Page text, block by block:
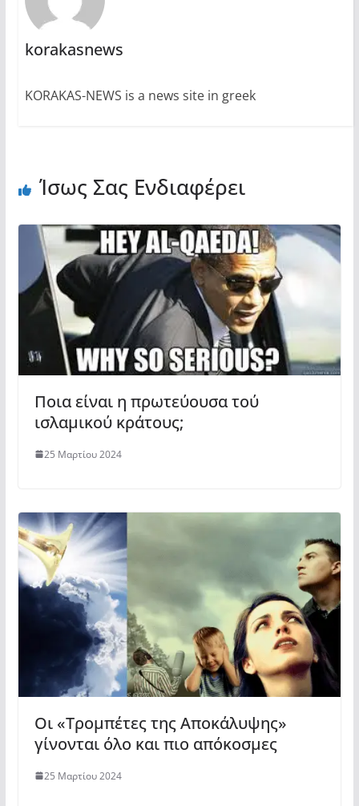
korakasnews
KORAKAS-NEWS is a news site in greek
Ίσως Σας Ενδιαφέρει
Ποια είναι η πρωτεύουσα τού
ισλαμικού κράτους;
25 Μαρτίου 2024
Οι «Τρομπέτες της Αποκάλυψης»
γίνονται όλο και πιο απόκοσμες
25 Μαρτίου 2024